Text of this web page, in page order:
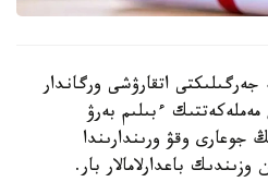
اتقارۋشى ورگاندار
ءبىلىم بەرۋ
جوعارى وقۋ ورىندارىندا
وزىندىك باعدارلامالار بار.